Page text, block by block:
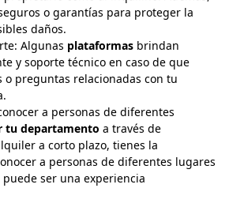
o garantías para proteger la
daños.
Algunas plataformas brindan
y soporte técnico en caso de que
preguntas relacionadas con tu
a personas de diferentes
tu departamento a través de
a corto plazo, tienes la
a personas de diferentes lugares
ser una experiencia